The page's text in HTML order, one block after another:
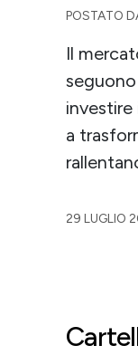
POSTATO
Il
investire
a
29 LUGLIO